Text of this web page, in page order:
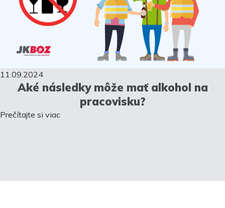
11.09.2024
Aké následky môže mať alkohol na
pracovisku?
Prečítajte si viac